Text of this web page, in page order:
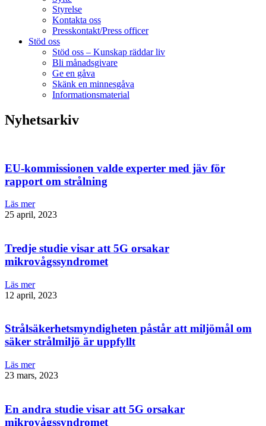
Styrelse
Kontakta oss
Presskontakt/Press officer
Stöd oss
Stöd oss – Kunskap räddar liv
Bli månadsgivare
Ge en gåva
Skänk en minnesgåva
Informationsmaterial
Nyhetsarkiv
EU-kommissionen valde experter med jäv för
rapport om strålning
Läs mer
25 april, 2023
Tredje studie visar att 5G orsakar
mikrovågssyndromet
Läs mer
12 april, 2023
Strålsäkerhetsmyndigheten påstår att miljömål om
säker strålmiljö är uppfyllt
Läs mer
23 mars, 2023
En andra studie visar att 5G orsakar
mikrovågssyndromet